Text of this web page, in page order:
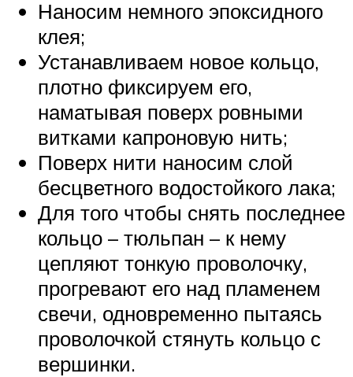
Наносим немного эпоксидного
клея;
Устанавливаем новое кольцо,
плотно фиксируем его,
наматывая поверх ровными
витками капроновую нить;
Поверх нити наносим слой
бесцветного водостойкого лака;
Для того чтобы снять последнее
кольцо – тюльпан – к нему
цепляют тонкую проволочку,
прогревают его над пламенем
свечи, одновременно пытаясь
проволочкой стянуть кольцо с
вершинки.